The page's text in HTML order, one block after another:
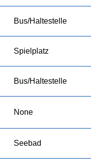
Bus/Haltestelle
Spielplatz
Bus/Haltestelle
None
Seebad